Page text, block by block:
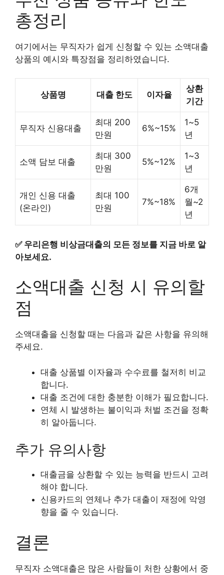
총정리
여기에서는 무직자가 쉽게 신청할 수 있는 소액대출
상품의 예시와 특장점을 정리하였습니다.
상품명 대출 한도 이자율
상환
기간
무직자 신용대출
최대 200
만원
6%~15%
1~5
년
소액 담보 대출
최대 300
만원
5%~12%
1~3
년
개인 신용 대출
(온라인)
최대 100
만원
7%~18%
6개
월~2
년
✅ 우리은행 비상금대출의 모든 정보를 지금 바로 알
아보세요.
소액대출 신청 시 유의할
점
소액대출을 신청할 때는 다음과 같은 사항을 유의해
주세요.
대출 상품별 이자율과 수수료를 철저히 비교
합니다.
대출 조건에 대한 충분한 이해가 필요합니다.
연체 시 발생하는 불이익과 처벌 조건을 정확
히 알아둡니다.
추가 유의사항
대출금을 상환할 수 있는 능력을 반드시 고려
해야 합니다.
신용카드의 연체나 추가 대출이 재정에 악영
향을 줄 수 있습니다.
결론
무직자 소액대출은 많은 사람들이 처한 상황에서 중